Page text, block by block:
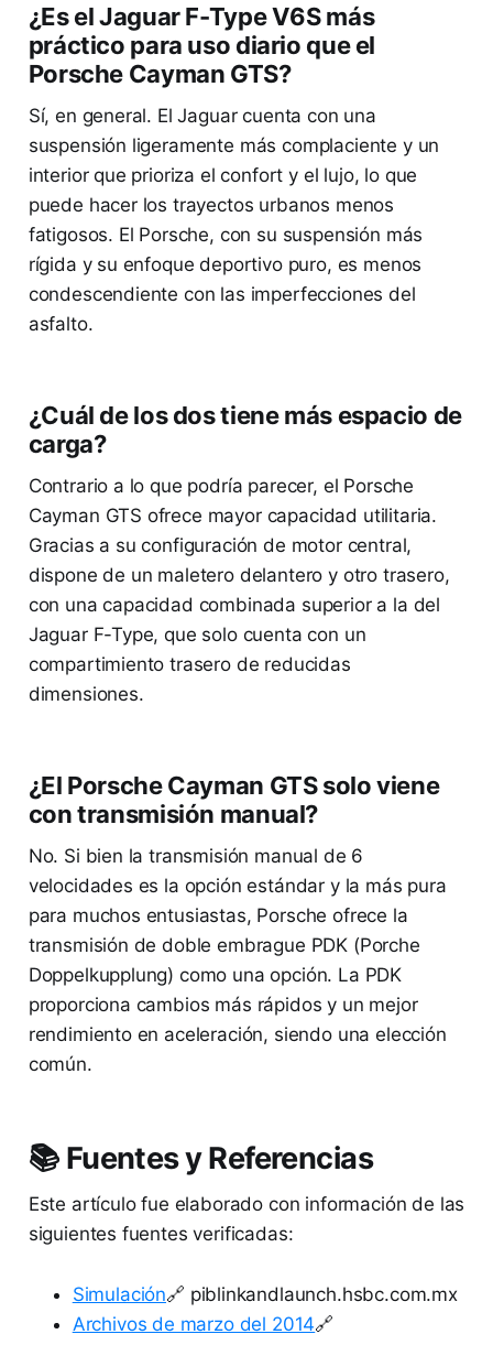
¿Es el Jaguar F-Type V6S más
práctico para uso diario que el
Porsche Cayman GTS?
Sí, en general. El Jaguar cuenta con una
suspensión ligeramente más complaciente y un
interior que prioriza el confort y el lujo, lo que
puede hacer los trayectos urbanos menos
fatigosos. El Porsche, con su suspensión más
rígida y su enfoque deportivo puro, es menos
condescendiente con las imperfecciones del
asfalto.
¿Cuál de los dos tiene más espacio de
carga?
Contrario a lo que podría parecer, el Porsche
Cayman GTS ofrece mayor capacidad utilitaria.
Gracias a su configuración de motor central,
dispone de un maletero delantero y otro trasero,
con una capacidad combinada superior a la del
Jaguar F-Type, que solo cuenta con un
compartimiento trasero de reducidas
dimensiones.
¿El Porsche Cayman GTS solo viene
con transmisión manual?
No. Si bien la transmisión manual de 6
velocidades es la opción estándar y la más pura
para muchos entusiastas, Porsche ofrece la
transmisión de doble embrague PDK (Porche
Doppelkupplung) como una opción. La PDK
proporciona cambios más rápidos y un mejor
rendimiento en aceleración, siendo una elección
común.
📚 Fuentes y Referencias
Este artículo fue elaborado con información de las
siguientes fuentes verificadas:
Simulación🔗 piblinkandlaunch.hsbc.com.mx
Archivos de marzo del 2014🔗